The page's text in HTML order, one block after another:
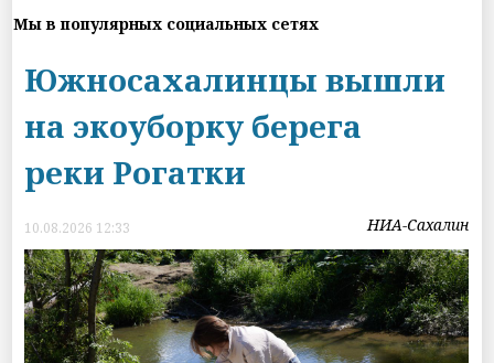
Мы в популярных социальных сетях
Южносахалинцы вышли
на экоуборку берега
реки Рогатки
10.08.2026 12:33 НИА-Сахалин